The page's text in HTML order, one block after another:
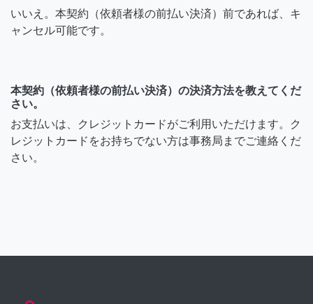
いいえ。本契約（依頼者様の前払い決済）前であれば、キ
ャンセル可能です。
本契約（依頼者様の前払い決済）の決済方法を教えてくだ
さい。
お支払いは、クレジットカードがご利用いただけます。ク
レジットカードをお持ちでない方は事務局までご連絡くだ
さい。